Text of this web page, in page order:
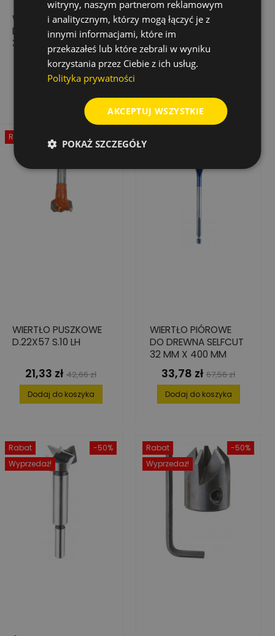
WIERTŁO PIÓROWE
DO DREWNA SELFCUT
32 MM X 152 MM
Cena
21,77 złCena
podstawowa
43,55 zł
Dodaj do koszyka
WIERTŁO PIÓROWE
DO DREWNA SELFCUT
22 MM X 400 MM
Cena
28,90 zł
Rabat
WIERTŁO PUSZKOWE
D.22X57 S.10 LH
Cena
21,33 zł Cena
podstawowa
42,66 zł
Dodaj do koszyka
WIERTŁO PIÓROWE
DO DREWNA SELFCUT
32 MM X 400 MM
Cena
33,78 zł Cena
podstawowa
67,56 zł
Dodaj do koszyka
-50%
Rabat
Wyprzedaż!
-50%
Rabat
Wyprzedaż!
witryny, naszym partnerom reklamowym
i analitycznym, którzy mogą łączyć je z
innymi informacjami, które im
przekazałeś lub które zebrali w wyniku
korzystania przez Ciebie z ich usług.
Polityka prywatności
AKCEPTUJ WSZYSTKIE
POKAŻ SZCZEGÓŁY